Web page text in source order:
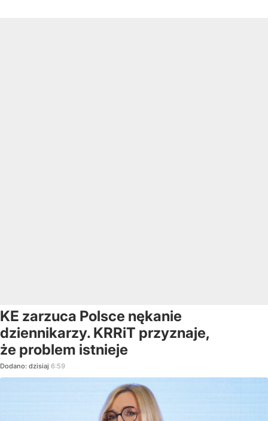
KE zarzuca Polsce nękanie
dziennikarzy. KRRiT przyznaje,
że problem istnieje
Dodano: dzisiaj 6:59